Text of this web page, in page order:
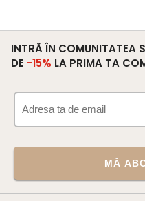
INTRĂ ÎN COMUNITATEA
DE -15% LA PRIMA TA
MĂ